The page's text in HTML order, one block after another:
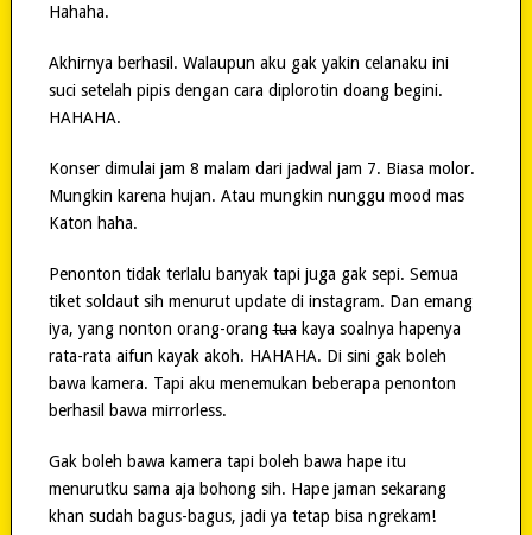
Hahaha.
Akhirnya berhasil. Walaupun aku gak yakin celanaku ini
suci setelah pipis dengan cara diplorotin doang begini.
HAHAHA.
Konser dimulai jam 8 malam dari jadwal jam 7. Biasa molor.
Mungkin karena hujan. Atau mungkin nunggu mood mas
Katon haha.
Penonton tidak terlalu banyak tapi juga gak sepi. Semua
tiket soldaut sih menurut update di instagram. Dan emang
iya, yang nonton orang-orangtuakaya soalnya hapenya
rata-rata aifun kayak akoh. HAHAHA. Di sini gak boleh
bawa kamera. Tapi aku menemukan beberapa penonton
berhasil bawa mirrorless.
Gak boleh bawa kamera tapi boleh bawa hape itu
menurutku sama aja bohong sih. Hape jaman sekarang
khan sudah bagus-bagus, jadi ya tetap bisa ngrekam!